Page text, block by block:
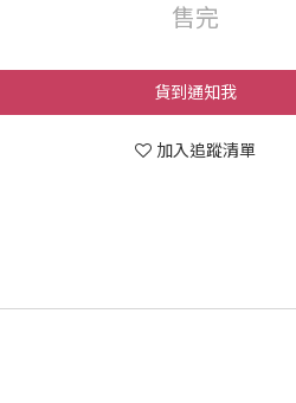
售完
貨到通知我
加入追蹤清單